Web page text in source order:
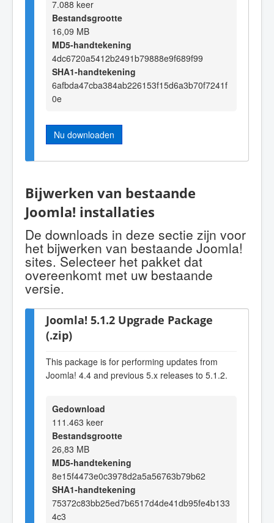
7.088 keer
Bestandsgrootte
16,09 MB
MD5-handtekening
4dc6720a5412b2491b79888e9f689f99
SHA1-handtekening
6afbda47cba384ab226153f15d6a3b70f7241f
0e
Nu downloaden
Bijwerken van bestaande
Joomla! installaties
De downloads in deze sectie zijn voor
het bijwerken van bestaande Joomla!
sites. Selecteer het pakket dat
overeenkomt met uw bestaande
versie.
Joomla! 5.1.2 Upgrade Package
(.zip)
This package is for performing updates from
Joomla! 4.4 and previous 5.x releases to 5.1.2.
Gedownload
111.463 keer
Bestandsgrootte
26,83 MB
MD5-handtekening
8e15f4473e0c3978d2a5a56763b79b62
SHA1-handtekening
75372c83bb25ed7b6517d4de41db95fe4b133
4c3